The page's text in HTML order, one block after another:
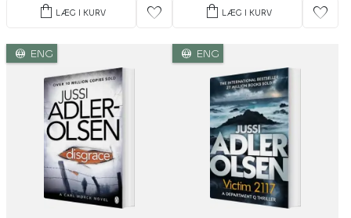
shopping_bag LÆG I KURV favorite shopping_bag LÆG I KURV favorite
language ENG language ENG